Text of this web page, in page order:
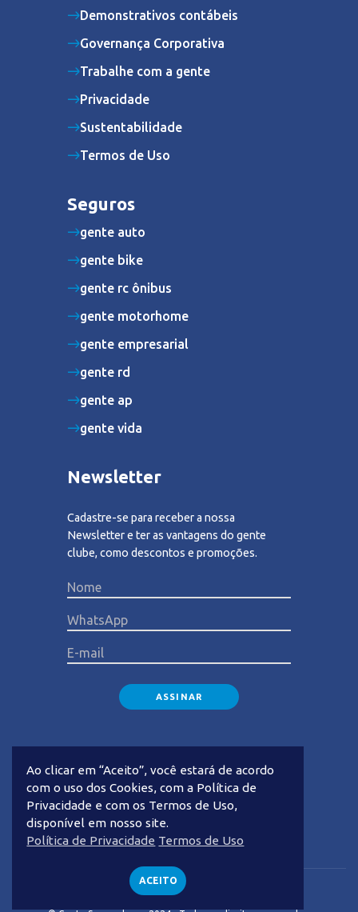
Demonstrativos contábeis
Governança Corporativa
Trabalhe com a gente
Privacidade
Sustentabilidade
Termos de Uso
Seguros
gente auto
gente bike
gente rc ônibus
gente motorhome
gente empresarial
gente rd
gente ap
gente vida
Newsletter
Cadastre-se para receber a nossa
Newsletter e ter as vantagens do gente
clube, como descontos e promoções.
Privacidade Termos de Uso
Ao clicar em “Aceito”, você estará de acordo
com o uso dos Cookies, com a Política de
Privacidade e com os Termos de Uso,
disponível em nosso site.
Política de Privacidade Termos de Uso
ACEITO